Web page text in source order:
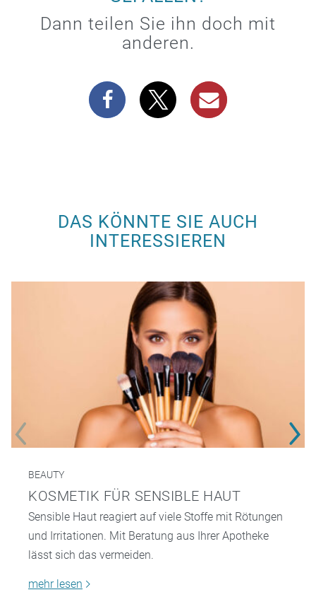
Dann teilen Sie ihn doch mit
anderen.
DAS KÖNNTE SIE AUCH
INTERESSIEREN
BEAUTY
KOSMETIK FÜR SENSIBLE HAUT
Sensible Haut reagiert auf viele Stoffe mit Rötungen
und Irritationen. Mit Beratung aus Ihrer Apotheke
lässt sich das vermeiden.
mehr lesen